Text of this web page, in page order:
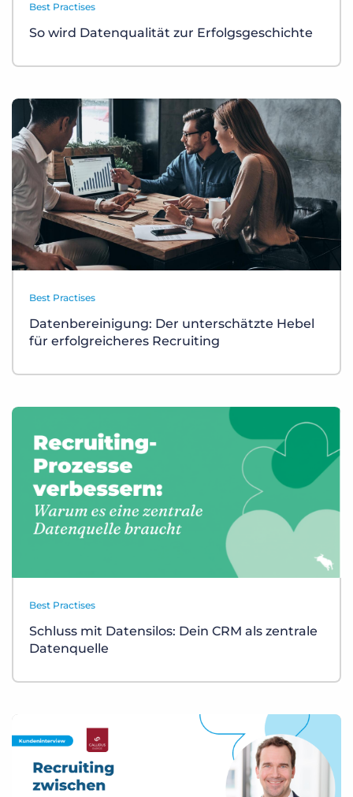
Best Practises
So wird Datenqualität zur Erfolgsgeschichte
Best Practises
Datenbereinigung: Der unterschätzte Hebel
für erfolgreicheres Recruiting
Best Practises
Schluss mit Datensilos: Dein CRM als zentrale
Datenquelle